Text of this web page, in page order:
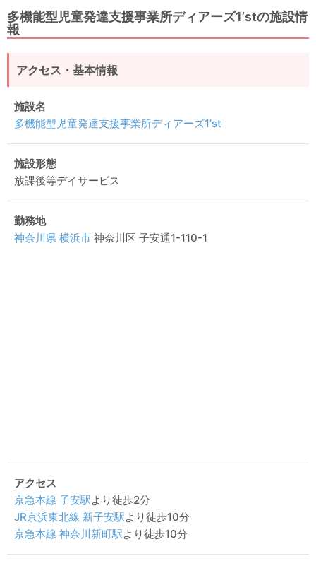
多機能型児童発達支援事業所ディアーズ1’stの施設情
報
アクセス・基本情報
施設名
多機能型児童発達支援事業所ディアーズ1’st
施設形態
放課後等デイサービス
勤務地
神奈川県 横浜市 神奈川区 子安通1-110-1
アクセス
京急本線 子安駅より徒歩2分
JR京浜東北線 新子安駅より徒歩10分
京急本線 神奈川新町駅より徒歩10分